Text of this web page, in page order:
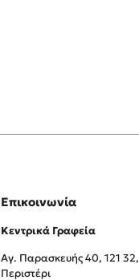
Επικοινωνία
Κεντρικά Γραφεία
Αγ. Παρασκευής 40, 121 32,
Περιστέρι